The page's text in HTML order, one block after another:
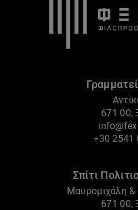
671 00,
+30 2541
Σπίτι
Μαυρομιχάλη &
671 00,